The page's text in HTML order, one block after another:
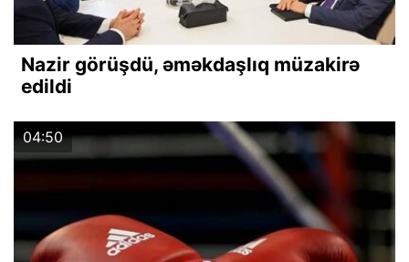
Nazir görüşdü, əməkdaşlıq müzakirə
edildi
04:50